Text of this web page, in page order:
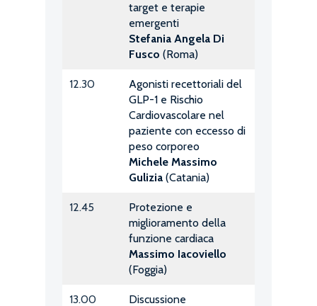
target e terapie
emergenti
Stefania Angela Di
Fusco (Roma)
12.30
Agonisti recettoriali del
GLP-1 e Rischio
Cardiovascolare nel
paziente con eccesso di
peso corporeo
Michele Massimo
Gulizia (Catania)
12.45
Protezione e
miglioramento della
funzione cardiaca
Massimo Iacoviello
(Foggia)
13.00 Discussione